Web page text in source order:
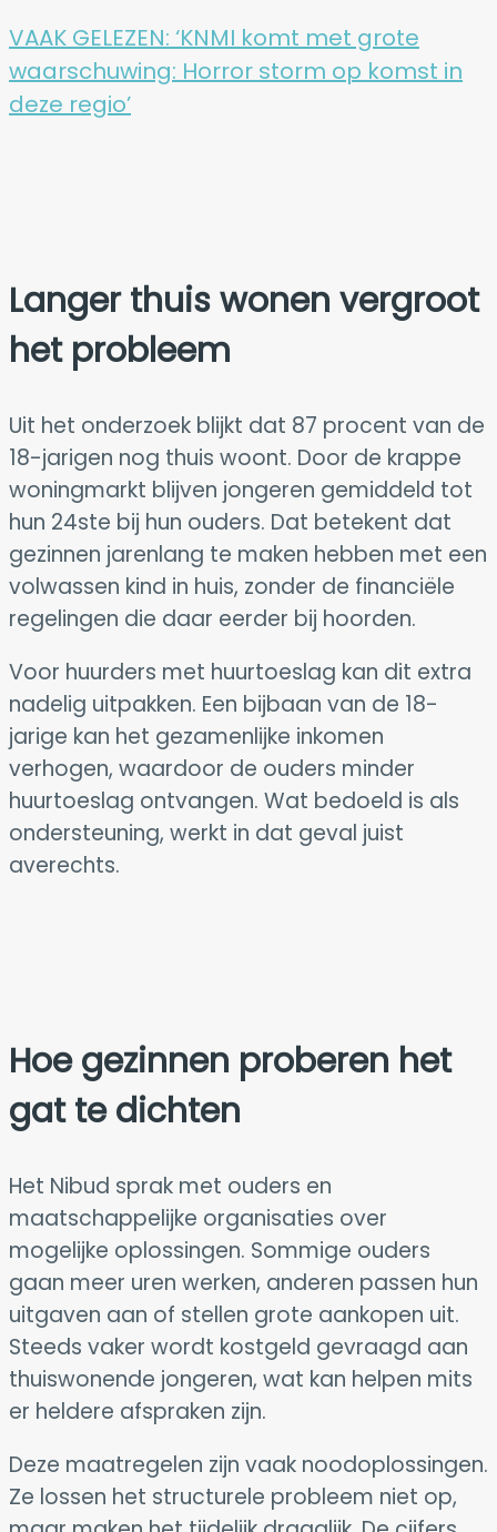
VAAK GELEZEN: ‘KNMI komt met grote
waarschuwing: Horror storm op komst in
deze regio’
Langer thuis wonen vergroot
het probleem
Uit het onderzoek blijkt dat 87 procent van de
18-jarigen nog thuis woont. Door de krappe
woningmarkt blijven jongeren gemiddeld tot
hun 24ste bij hun ouders. Dat betekent dat
gezinnen jarenlang te maken hebben met een
volwassen kind in huis, zonder de financiële
regelingen die daar eerder bij hoorden.
Voor huurders met huurtoeslag kan dit extra
nadelig uitpakken. Een bijbaan van de 18-
jarige kan het gezamenlijke inkomen
verhogen, waardoor de ouders minder
huurtoeslag ontvangen. Wat bedoeld is als
ondersteuning, werkt in dat geval juist
averechts.
Hoe gezinnen proberen het
gat te dichten
Het Nibud sprak met ouders en
maatschappelijke organisaties over
mogelijke oplossingen. Sommige ouders
gaan meer uren werken, anderen passen hun
uitgaven aan of stellen grote aankopen uit.
Steeds vaker wordt kostgeld gevraagd aan
thuiswonende jongeren, wat kan helpen mits
er heldere afspraken zijn.
Deze maatregelen zijn vaak noodoplossingen.
Ze lossen het structurele probleem niet op,